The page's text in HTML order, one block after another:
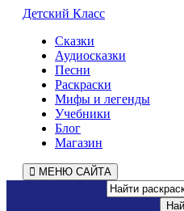
Детский Класс
Сказки
Аудиосказки
Песни
Раскраски
Мифы и легенды
Учебники
Блог
Магазин
МЕНЮ САЙТА